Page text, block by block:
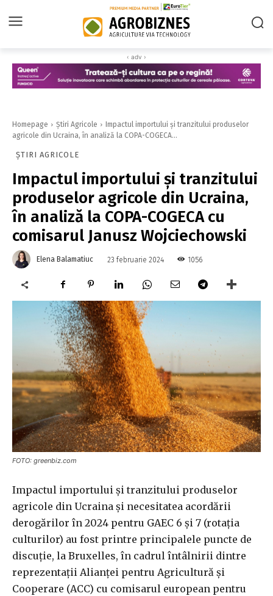
‹ adv ›
Homepage Știri Agricole
Impactul importului şi tranzitului produselor
agricole din Ucraina, în analiză la COPA-COGECA...
ȘTIRI AGRICOLE
Impactul importului şi tranzitului
produselor agricole din Ucraina,
în analiză la COPA-COGECA cu
comisarul Janusz Wojciechowski
Elena Balamatiuc 23 februarie 2024 1056
FOTO: greenbiz.com
Impactul importului şi tranzitului produselor
agricole din Ucraina şi necesitatea acordării
derogărilor în 2024 pentru GAEC 6 şi 7 (rotaţia
culturilor) au fost printre principalele puncte de
discuţie, la Bruxelles, în cadrul întâlnirii dintre
reprezentaţii Alianţei pentru Agricultură şi
Cooperare (ACC) cu comisarul european pentru